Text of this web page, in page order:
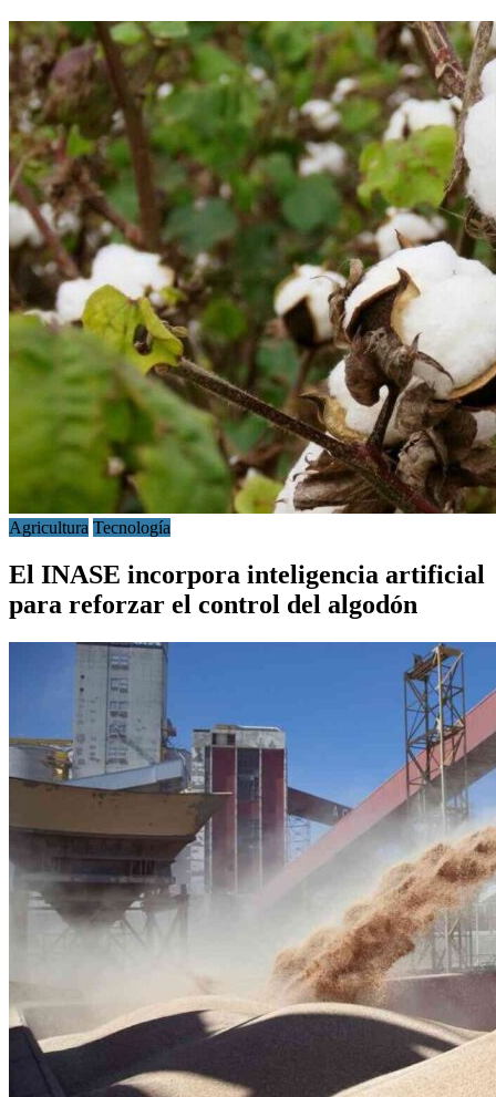
Agricultura Tecnología
El INASE incorpora inteligencia artificial
para reforzar el control del algodón